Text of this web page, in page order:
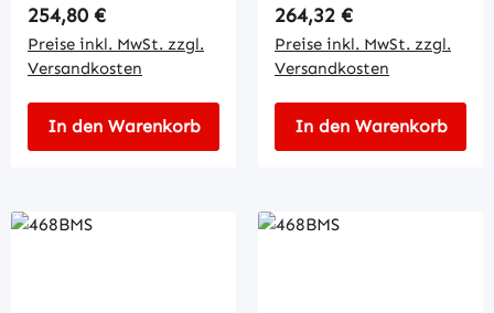
Regulärer Preis:
254,80 €
Preise inkl. MwSt. zzgl.
Versandkosten
In den Warenkorb
Regulärer Preis:
264,32 €
Preise inkl. MwSt. zzgl.
Versandkosten
In den Warenkorb